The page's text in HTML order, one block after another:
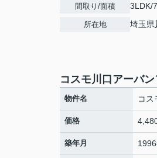
間取り/面積 3LDK/
所在地 埼玉県
コスモ川口アーバ
物件名 コス
価格
築年月